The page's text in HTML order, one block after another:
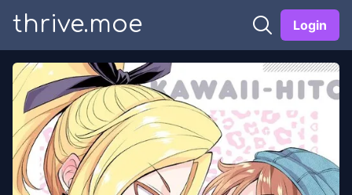
thrive.moe Login